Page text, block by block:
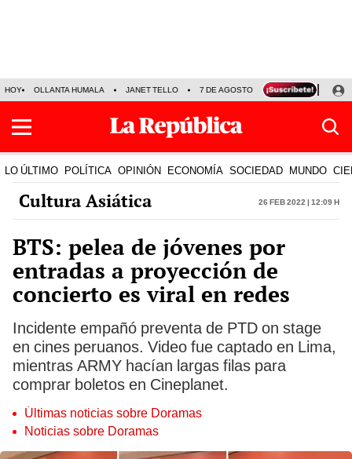
HOY OLLANTA HUMALA JANET TELLO 7 DE AGOSTO TINKA RESULTADOS
LO ÚLTIMO POLÍTICA OPINIÓN ECONOMÍA SOCIEDAD MUNDO
Cultura Asiática 26 Feb 2022 | 12:09 h
BTS: pelea de jóvenes por
entradas a proyección de
concierto es viral en redes
Incidente empañó preventa de PTD on stage
en cines peruanos. Video fue captado en Lima,
mientras ARMY hacían largas filas para
comprar boletos en Cineplanet.
Últimas noticias sobre Doramas
Noticias sobre Doramas